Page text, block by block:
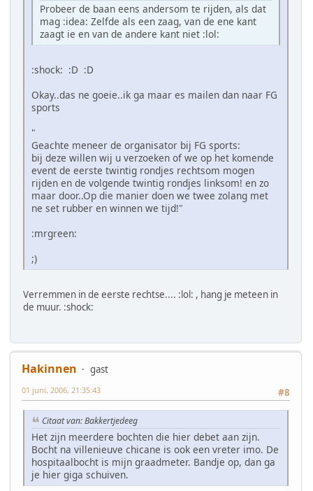
Probeer de baan eens andersom te rijden, als dat
mag :idea: Zelfde als een zaag, van de ene kant
zaagt ie en van de andere kant niet :lol:
:shock: :D :D
Okay..das ne goeie..ik ga maar es mailen dan naar FG
sports
"
Geachte meneer de organisator bij FG sports:
bij deze willen wij u verzoeken of we op het komende
event de eerste twintig rondjes rechtsom mogen
rijden en de volgende twintig rondjes linksom! en zo
maar door..Op die manier doen we twee zolang met
ne set rubber en winnen we tijd!"
:mrgreen:
;)
Verremmen in de eerste rechtse.... :lol: , hang je meteen in
de muur. :shock:
Hakinnen
gast
#8
01 juni, 2006, 21:35:43
Citaat van: Bakkertjedeeg
Het zijn meerdere bochten die hier debet aan zijn.
Bocht na villenieuve chicane is ook een vreter imo. De
hospitaalbocht is mijn graadmeter. Bandje op, dan ga
je hier giga schuiven.